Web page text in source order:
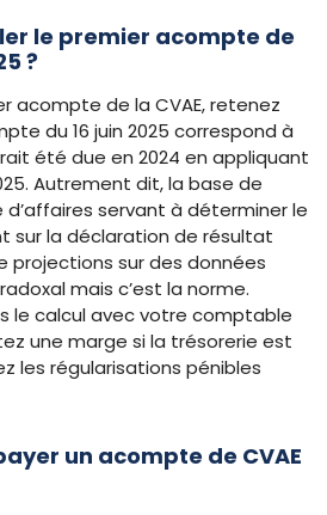
le premier acompte de
?
acompte de la CVAE, retenez
du 16 juin 2025 correspond à
été due en 2024 en appliquant
Autrement dit, la base de
servant à déterminer le
sur la déclaration de résultat
projections sur des données
mais c’est la norme.
le calcul avec votre comptable
une marge si la trésorerie est
les régularisations pénibles
un acompte de CVAE